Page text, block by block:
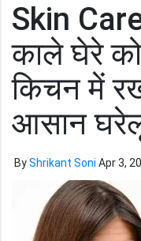
Skin
काले घेरे
किचन में
आसान
ByShrikant Soni Apr 3,